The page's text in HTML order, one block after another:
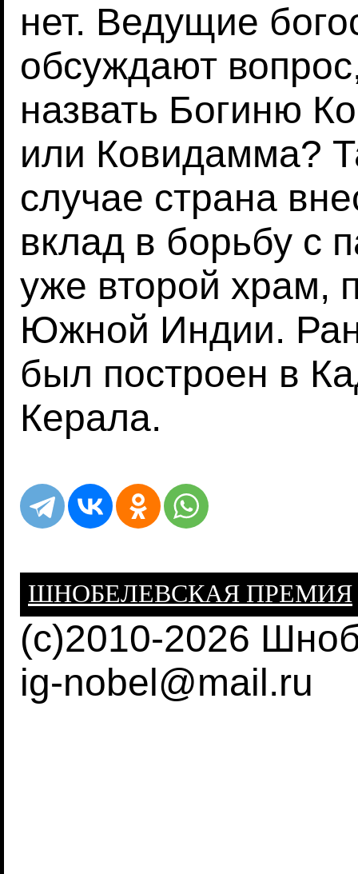
нет. Ведущие
обсуждают
назвать Богиню
или Ковидамма?
случае страна
вклад в борьбу с
уже второй храм,
Южной Индии.
был построен в
Керала.
ШНОБЕЛЕВСКАЯ ПРЕМИЯ
(c)2010-2026
ig-nobel@mail.ru